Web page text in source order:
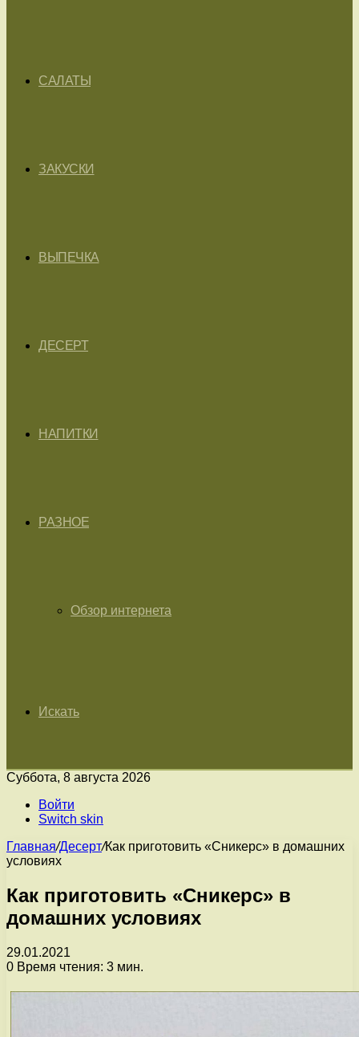
САЛАТЫ
ЗАКУСКИ
ВЫПЕЧКА
ДЕСЕРТ
НАПИТКИ
РАЗНОЕ
Обзор интернета
Искать
Суббота, 8 августа 2026
Войти
Switch skin
Главная/Десерт/Как приготовить «Сникерс» в домашних
условиях
Как приготовить «Сникерс» в
домашних условиях
29.01.2021
0 Время чтения: 3 мин.